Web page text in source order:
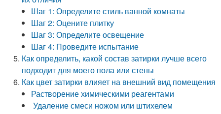
Шаг 1: Определите стиль ванной комнаты
Шаг 2: Оцените плитку
Шаг 3: Определите освещение
Шаг 4: Проведите испытание
Как определить, какой состав затирки лучше всего
подходит для моего пола или стены
Как цвет затирки влияет на внешний вид помещения
Растворение химическими реагентами
Удаление смеси ножом или штихелем